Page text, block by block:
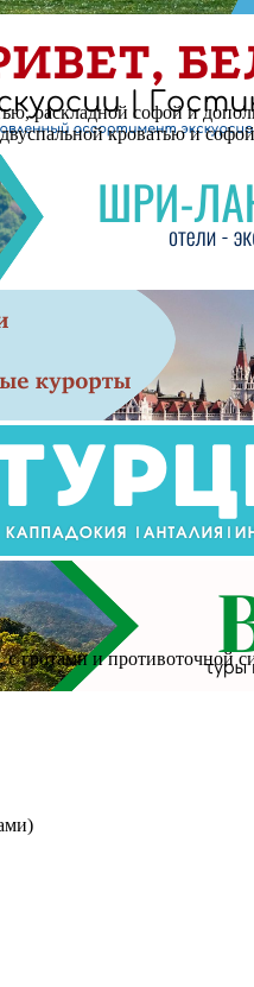
раскладной софой и
кроватью и
гротами и противоточной